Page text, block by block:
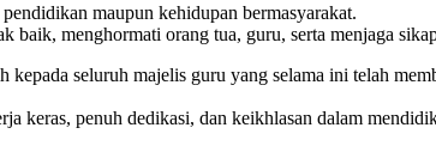
maupun kehidupan bermasyarakat.
menghormati orang tua, guru, serta menjaga
kepada seluruh majelis guru yang selama ini telah
keras, penuh dedikasi, dan keikhlasan dalam